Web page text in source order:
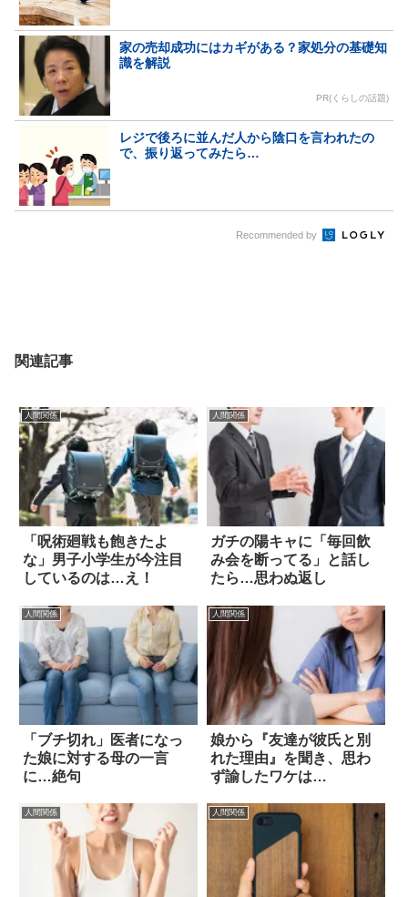
家の売却成功にはカギがある？家処分の基礎知
識を解説
PR(くらしの話題)
レジで後ろに並んだ人から陰口を言われたの
で、振り返ってみたら…
Recommended by
関連記事
人間関係
「呪術廻戦も飽きたよ
な」男子小学生が今注目
しているのは…え！
人間関係
ガチの陽キャに「毎回飲
み会を断ってる」と話し
たら…思わぬ返し
人間関係
「ブチ切れ」医者になっ
た娘に対する母の一言
に…絶句
人間関係
娘から『友達が彼氏と別
れた理由』を聞き、思わ
ず諭したワケは…
人間関係 人間関係